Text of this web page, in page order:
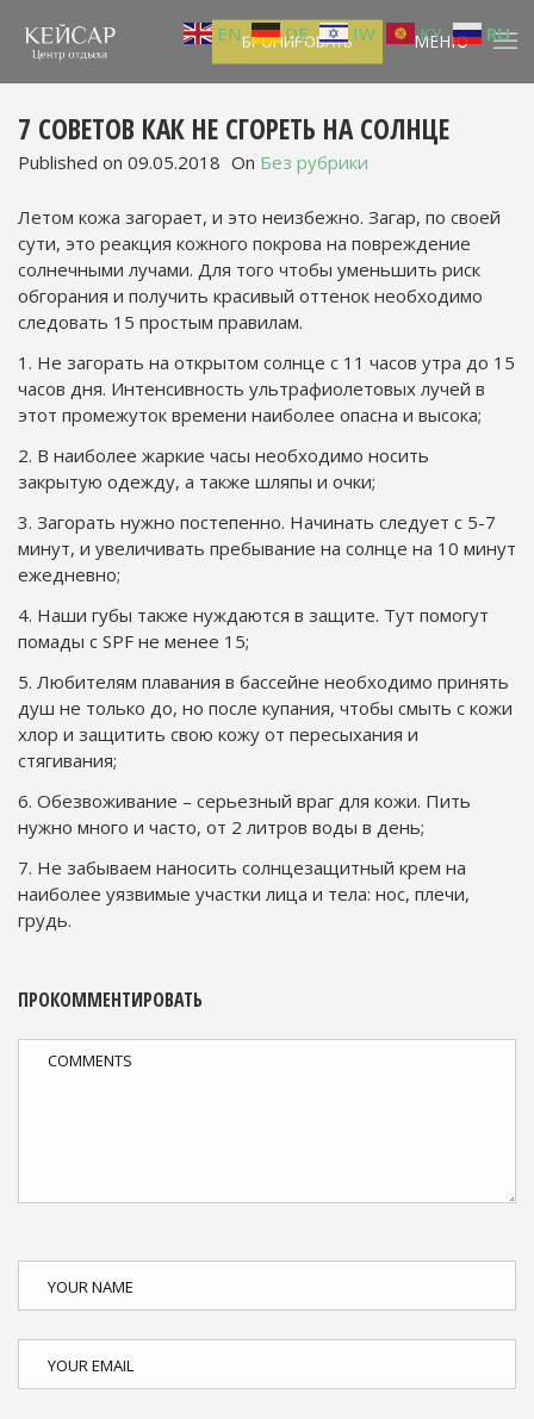
БРОНИРОВАТЬ МЕНЮ
7 СОВЕТОВ КАК НЕ СГОРЕТЬ НА СОЛНЦЕ
Published on 09.05.2018 On Без рубрики
Летом кожа загорает, и это неизбежно. Загар, по своей
сути, это реакция кожного покрова на повреждение
солнечными лучами. Для того чтобы уменьшить риск
обгорания и получить красивый оттенок необходимо
следовать 15 простым правилам.
1. Не загорать на открытом солнце с 11 часов утра до 15
часов дня. Интенсивность ультрафиолетовых лучей в
этот промежуток времени наиболее опасна и высока;
2. В наиболее жаркие часы необходимо носить
закрытую одежду, а также шляпы и очки;
3. Загорать нужно постепенно. Начинать следует с 5-7
минут, и увеличивать пребывание на солнце на 10 минут
ежедневно;
4. Наши губы также нуждаются в защите. Тут помогут
помады с SPF не менее 15;
5. Любителям плавания в бассейне необходимо принять
душ не только до, но после купания, чтобы смыть с кожи
хлор и защитить свою кожу от пересыхания и
стягивания;
6. Обезвоживание – серьезный враг для кожи. Пить
нужно много и часто, от 2 литров воды в день;
7. Не забываем наносить солнцезащитный крем на
наиболее уязвимые участки лица и тела: нос, плечи,
грудь.
ПРОКОММЕНТИРОВАТЬ
EN DE IW KY RU